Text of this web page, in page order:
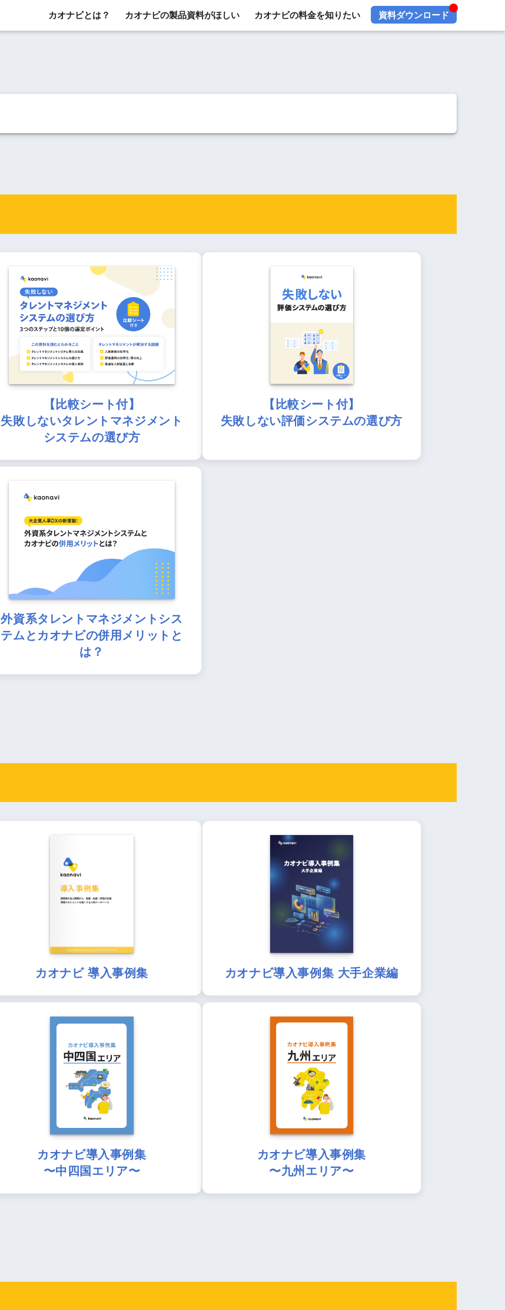
カオナビとは？ カオナビの製品資料がほしい カオナビの料金を知りたい 資料ダウンロード
【比較シート付】
失敗しないタレントマネジメント
システムの選び方
【比較シート付】
失敗しない評価システムの選び方
外資系タレントマネジメントシス
テムとカオナビの併用メリットと
は？
カオナビ 導入事例集 カオナビ導入事例集 大手企業編
カオナビ導入事例集
〜中四国エリア〜
カオナビ導入事例集
〜九州エリア〜